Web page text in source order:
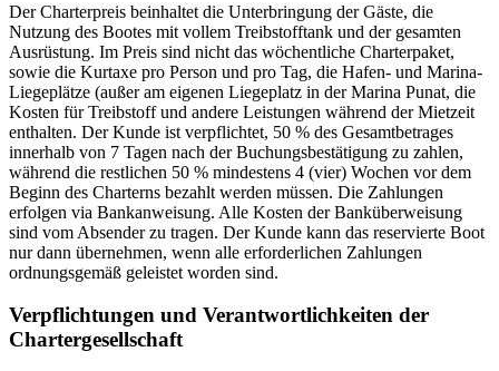
Der Charterpreis beinhaltet die Unterbringung der Gäste, die
Nutzung des Bootes mit vollem Treibstofftank und der gesamten
Ausrüstung. Im Preis sind nicht das wöchentliche Charterpaket,
sowie die Kurtaxe pro Person und pro Tag, die Hafen- und Marina-
Liegeplätze (außer am eigenen Liegeplatz in der Marina Punat, die
Kosten für Treibstoff und andere Leistungen während der Mietzeit
enthalten. Der Kunde ist verpflichtet, 50 % des Gesamtbetrages
innerhalb von 7 Tagen nach der Buchungsbestätigung zu zahlen,
während die restlichen 50 % mindestens 4 (vier) Wochen vor dem
Beginn des Charterns bezahlt werden müssen. Die Zahlungen
erfolgen via Bankanweisung. Alle Kosten der Banküberweisung
sind vom Absender zu tragen. Der Kunde kann das reservierte Boot
nur dann übernehmen, wenn alle erforderlichen Zahlungen
ordnungsgemäß geleistet worden sind.
Verpflichtungen und Verantwortlichkeiten der
Chartergesellschaft